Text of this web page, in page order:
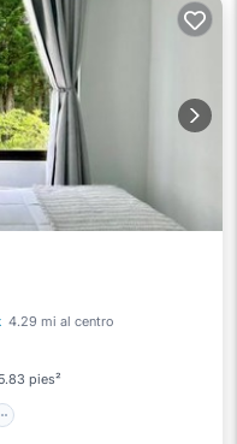
4.29 mi al centro
pies²